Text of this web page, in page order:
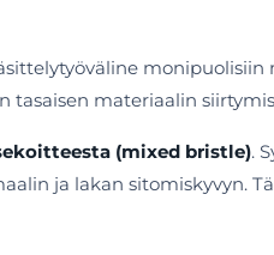
materiaalin
(mixed bristle).
ja lakan sitomiskyvyn.